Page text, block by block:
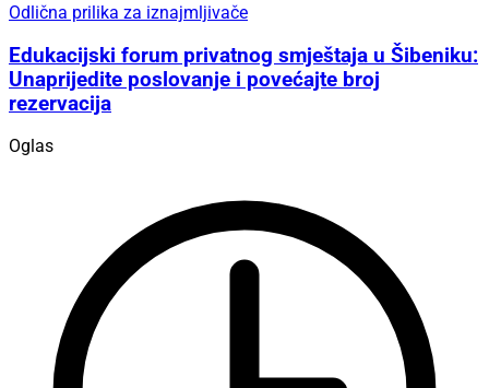
Odlična prilika za iznajmljivače
Edukacijski forum privatnog smještaja u Šibeniku:
Unaprijedite poslovanje i povećajte broj
rezervacija
Oglas